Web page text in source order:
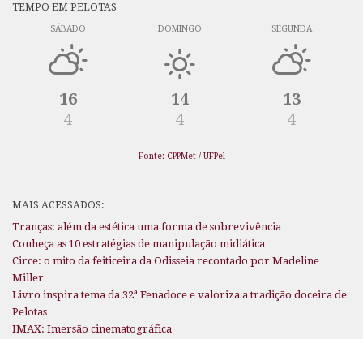
TEMPO EM PELOTAS
SÁBADO
16
4
DOMINGO
14
4
SEGUNDA
13
4
Fonte: CPPMet / UFPel
MAIS ACESSADOS:
Tranças: além da estética uma forma de sobrevivência
Conheça as 10 estratégias de manipulação midiática
Circe: o mito da feiticeira da Odisseia recontado por Madeline
Miller
Livro inspira tema da 32ª Fenadoce e valoriza a tradição doceira de
Pelotas
IMAX: Imersão cinematográfica